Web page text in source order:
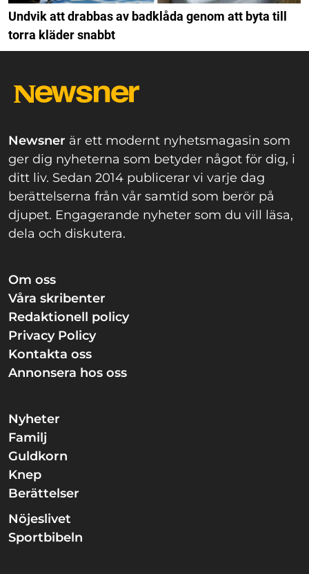
Undvik att drabbas av badklåda genom att byta till
torra kläder snabbt
Newsner är ett modernt nyhetsmagasin som
ger dig nyheterna som betyder något för dig, i
ditt liv. Sedan 2014 publicerar vi varje dag
berättelserna från vår samtid som berör på
djupet. Engagerande nyheter som du vill läsa,
dela och diskutera.
Om oss
Våra skribenter
Redaktionell policy
Privacy Policy
Kontakta oss
Annonsera hos oss
Nyheter
Familj
Guldkorn
Knep
Berättelser
Nöjeslivet
Sportbibeln